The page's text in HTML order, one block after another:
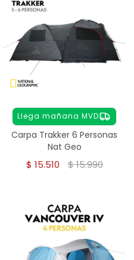
Llega mañana MVD
Carpa Trakker 6 Personas
Nat Geo
$ 15.510 $15.990